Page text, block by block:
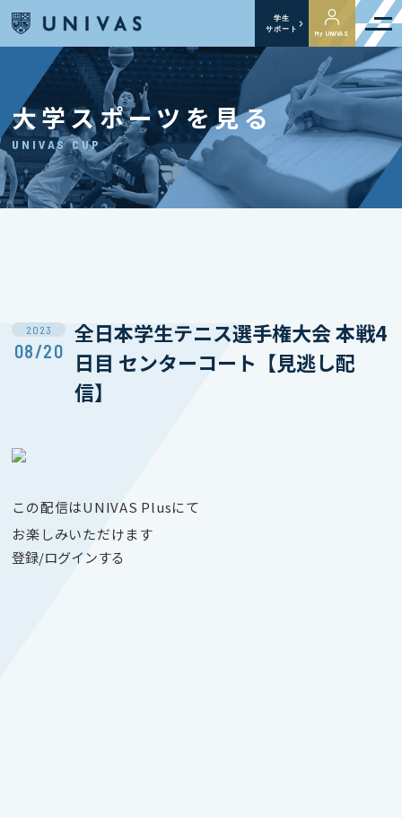
学生
サポート
My UNIVAS
大学スポーツを見る
UNIVAS CUP
2023
08/20
全日本学生テニス選手権大会 本戦4
日目 センターコート【見逃し配
信】
この配信はUNIVAS Plusにて
お楽しみいただけます
登録/ログインする